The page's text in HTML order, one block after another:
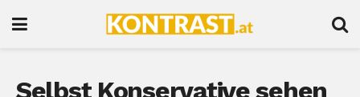
Selbst Konservative sehen